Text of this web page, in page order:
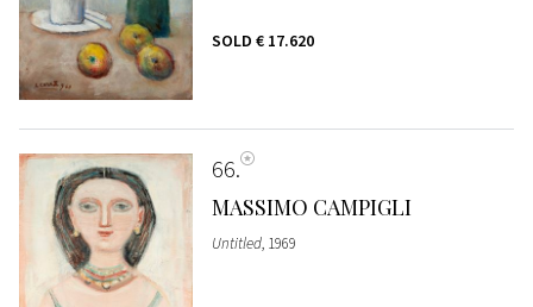
SOLD € 17.620
66
MASSIMO CAMPIGLI
Untitled, 1969